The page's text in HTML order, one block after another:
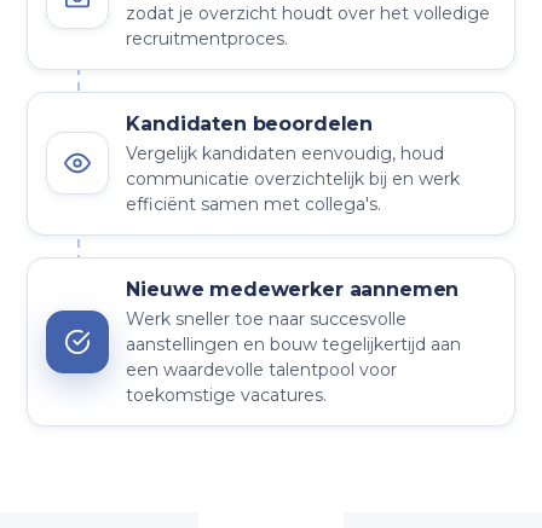
zodat je overzicht houdt over het volledige
recruitmentproces.
Kandidaten beoordelen
Vergelijk kandidaten eenvoudig, houd
communicatie overzichtelijk bij en werk
efficiënt samen met collega's.
Nieuwe medewerker aannemen
Werk sneller toe naar succesvolle
aanstellingen en bouw tegelijkertijd aan
een waardevolle talentpool voor
toekomstige vacatures.